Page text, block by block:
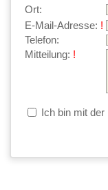
Ort:
E-Mail-Adresse: !
Telefon:
Mitteilung: !
Ich bin mit